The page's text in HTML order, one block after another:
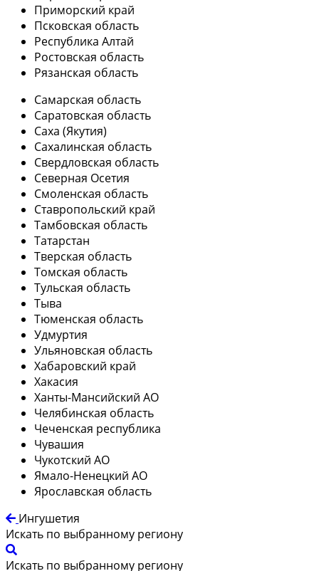
Приморский край
Псковская область
Республика Алтай
Ростовская область
Рязанская область
Самарская область
Саратовская область
Саха (Якутия)
Сахалинская область
Свердловская область
Северная Осетия
Смоленская область
Ставропольский край
Тамбовская область
Татарстан
Тверская область
Томская область
Тульская область
Тыва
Тюменская область
Удмуртия
Ульяновская область
Хабаровский край
Хакасия
Ханты-Мансийский АО
Челябинская область
Чеченская республика
Чувашия
Чукотский АО
Ямало-Ненецкий АО
Ярославская область
Ингушетия
Искать по выбранному региону
Искать по выбранному региону